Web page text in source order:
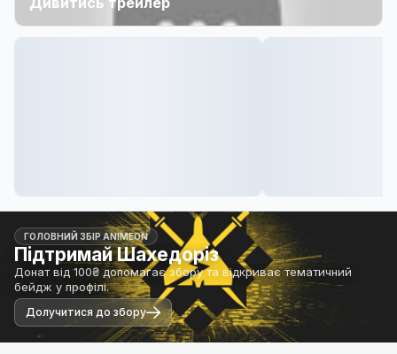
ГОЛОВНИЙ ЗБІР ANIMEON
Підтримай Шахедоріз
Донат від 100₴ допомагає збору та відкриває тематичний
бейдж у профілі.
Долучитися до збору